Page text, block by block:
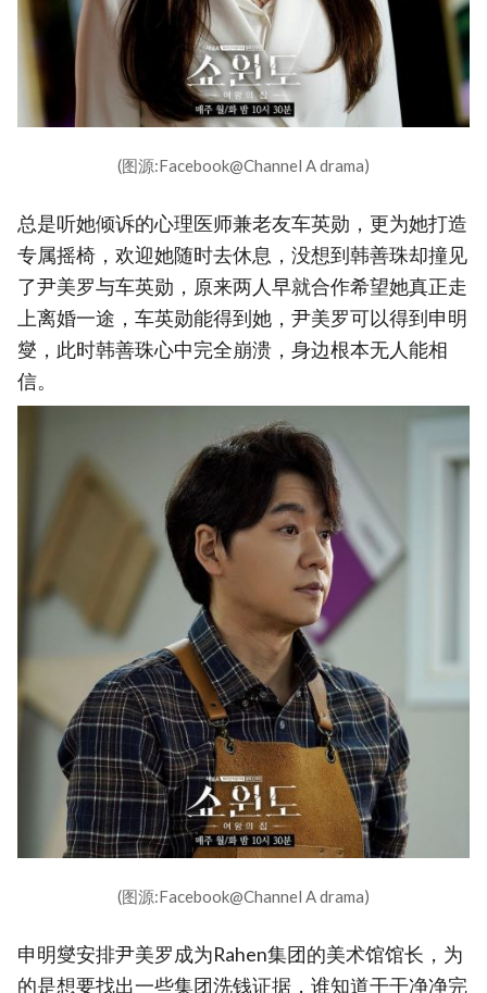
(图源:Facebook@Channel A drama)
总是听她倾诉的心理医师兼老友车英勋，更为她打造
专属摇椅，欢迎她随时去休息，没想到韩善珠却撞见
了尹美罗与车英勋，原来两人早就合作希望她真正走
上离婚一途，车英勋能得到她，尹美罗可以得到申明
燮，此时韩善珠心中完全崩溃，身边根本无人能相
信。
(图源:Facebook@Channel A drama)
申明燮安排尹美罗成为Rahen集团的美术馆馆长，为
的是想要找出一些集团洗钱证据，谁知道干干净净完